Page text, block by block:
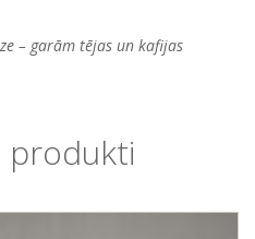
– garām tējas un kafijas
produkti